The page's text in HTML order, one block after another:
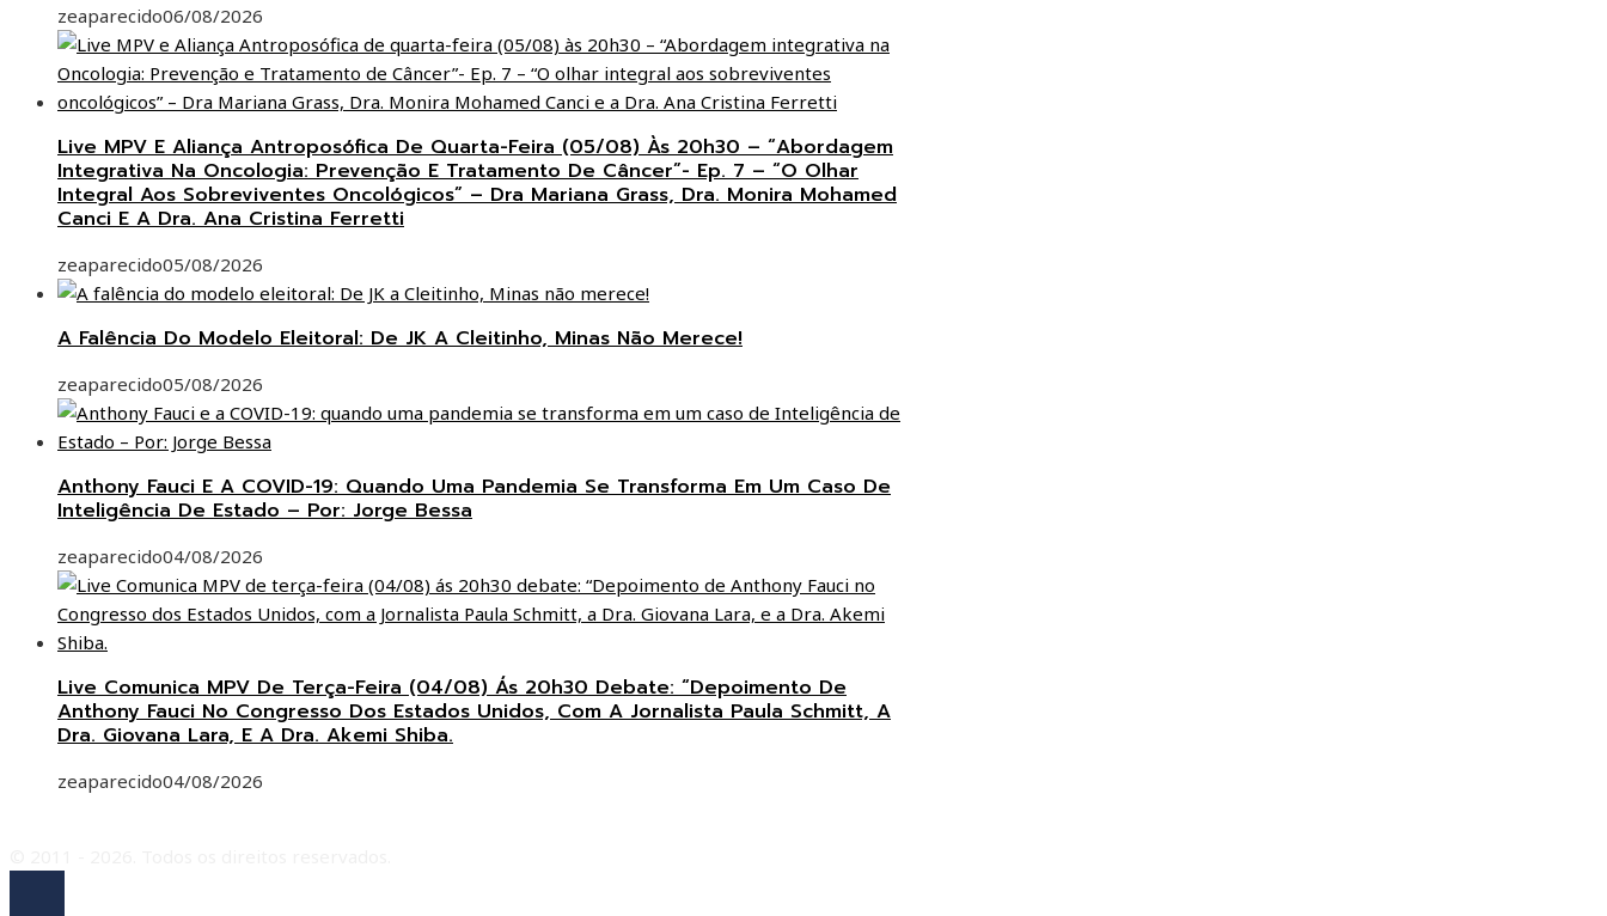
zeaparecido06/08/2026
Live MPV E Aliança Antroposófica De Quarta-Feira (05/08) Às 20h30 – “Abordagem
Integrativa Na Oncologia: Prevenção E Tratamento De Câncer”- Ep. 7 – “O Olhar
Integral Aos Sobreviventes Oncológicos” – Dra Mariana Grass, Dra. Monira Mohamed
Canci E A Dra. Ana Cristina Ferretti
zeaparecido05/08/2026
A Falência Do Modelo Eleitoral: De JK A Cleitinho, Minas Não Merece!
zeaparecido05/08/2026
Anthony Fauci E A COVID-19: Quando Uma Pandemia Se Transforma Em Um Caso De
Inteligência De Estado – Por: Jorge Bessa
zeaparecido04/08/2026
Live Comunica MPV De Terça-Feira (04/08) Ás 20h30 Debate: “Depoimento De
Anthony Fauci No Congresso Dos Estados Unidos, Com A Jornalista Paula Schmitt, A
Dra. Giovana Lara, E A Dra. Akemi Shiba.
zeaparecido04/08/2026